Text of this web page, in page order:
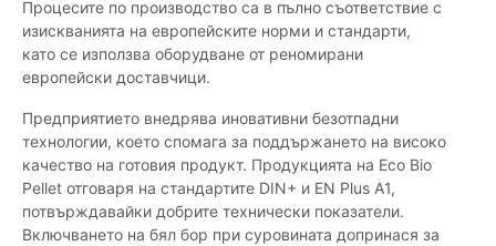
Процесите по производство са в пълно съответствие с
изискванията на европейските норми и стандарти,
като се използва оборудване от реномирани
европейски доставчици.
Предприятието внедрява иновативни безотпадни
технологии, което спомага за поддържането на високо
качество на готовия продукт. Продукцията на Eco Bio
Pellet отговаря на стандартите DIN+ и EN Plus A1,
потвърждавайки добрите технически показатели.
Включването на бял бор при суровината допринася за